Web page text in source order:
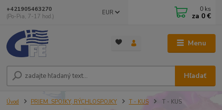
Menu
EUR
Hľadať
+421905463270
(Po-Pia, 7-17 hod.)
0 ks
za 0 €
Úvod PRIEM. SPOJKY, RÝCHLOSPOJKY T - KUS T - KUS